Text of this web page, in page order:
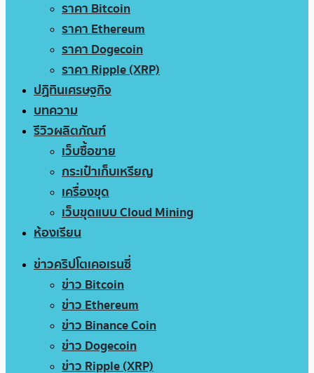
ราคา Bitcoin
ราคา Ethereum
ราคา Dogecoin
ราคา Ripple (XRP)
ปฏิทินเศรษฐกิจ
บทความ
รีวิวผลิตภัณฑ์
เว็บซื้อขาย
กระเป๋าเก็บเหรียญ
เครื่องขุด
เว็บขุดแบบ Cloud Mining
ห้องเรียน
ข่าวคริปโตเคอเรนซี่
ข่าว Bitcoin
ข่าว Ethereum
ข่าว Binance Coin
ข่าว Dogecoin
ข่าว Ripple (XRP)